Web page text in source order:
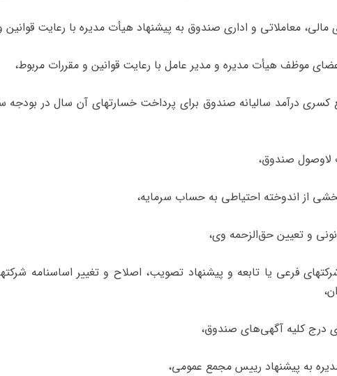
مبلغ کسری درآمد سالیانه صندوق برای پرداخت خسارتهای آن سال در
شرکتهای فرعی یا تابعه و پیشنهاد تصویب، اصلاح و تغییر اساسنامه